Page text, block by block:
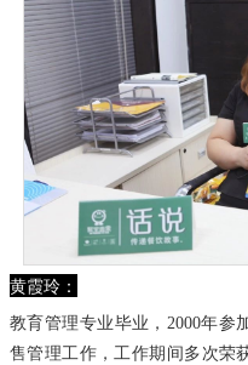
黄霞玲：
教育管理专业毕业，2000年参
售管理工作，工作期间多次荣